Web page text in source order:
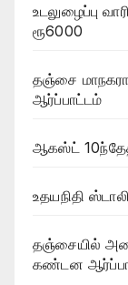
உடலுழைப்பு
ரூ6000
தஞ்சை
ஆர்ப்பாட்டம்
ஆகஸ்ட்
உதயநிதி
தஞ்சையில்
கண்டன